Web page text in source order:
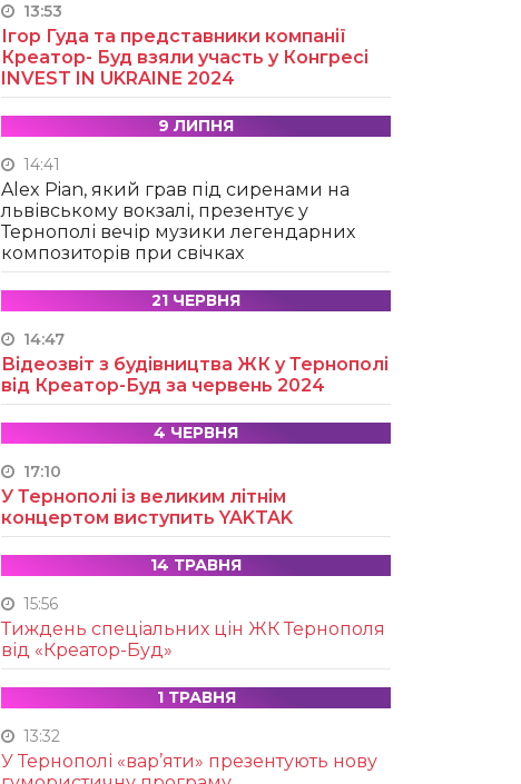
13:53
Ігор Гуда та представники компанії
Креатор- Буд взяли участь у Конгресі
INVEST IN UKRAINE 2024
9 ЛИПНЯ
14:41
Alex Pian, який грав під сиренами на
львівському вокзалі, презентує у
Тернополі вечір музики легендарних
композиторів при свічках
21 ЧЕРВНЯ
14:47
Відеозвіт з будівництва ЖК у Тернополі
від Креатор-Буд за червень 2024
4 ЧЕРВНЯ
17:10
У Тернополі із великим літнім
концертом виступить YAKTAK
14 ТРАВНЯ
15:56
Тиждень спеціальних цін ЖК Тернополя
від «Креатор-Буд»
1 ТРАВНЯ
13:32
У Тернополі «вар’яти» презентують нову